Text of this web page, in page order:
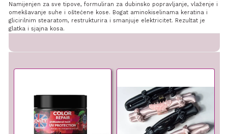
Namijenjen za sve tipove, formuliran za dubinsko popravljanje, vlaženje i
omekšavanje suhe i oštećene kose. Bogat aminokiselinama keratina i
glicirilnim stearatom, restrukturira i smanjuje elektricitet. Rezultat je
glatka i sjajna kosa.